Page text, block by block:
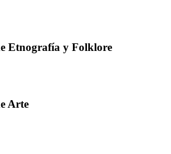
Etnografía y Folklore
Arte